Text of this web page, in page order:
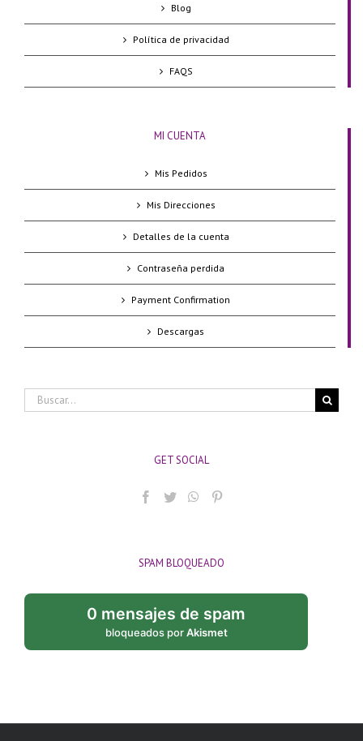
Blog
Política de privacidad
FAQS
MI CUENTA
Mis Pedidos
Mis Direcciones
Detalles de la cuenta
Contraseña perdida
Payment Confirmation
Descargas
Buscar:
GET SOCIAL
SPAM BLOQUEADO
0 mensajes de spam
bloqueados porAkismet